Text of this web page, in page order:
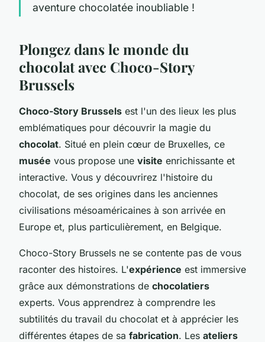
aventure chocolatée inoubliable !
Plongez dans le monde du
chocolat avec Choco-Story
Brussels
Choco-Story Brussels est l'un des lieux les plus
emblématiques pour découvrir la magie du
chocolat. Situé en plein cœur de Bruxelles, ce
musée vous propose une visite enrichissante et
interactive. Vous y découvrirez l'histoire du
chocolat, de ses origines dans les anciennes
civilisations mésoaméricaines à son arrivée en
Europe et, plus particulièrement, en Belgique.
Choco-Story Brussels ne se contente pas de vous
raconter des histoires. L'expérience est immersive
grâce aux démonstrations de chocolatiers
experts. Vous apprendrez à comprendre les
subtilités du travail du chocolat et à apprécier les
différentes étapes de sa fabrication. Les ateliers